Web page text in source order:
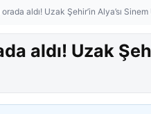
aldı! Uzak Şehir’in Alya’sı
aldı! Uzak